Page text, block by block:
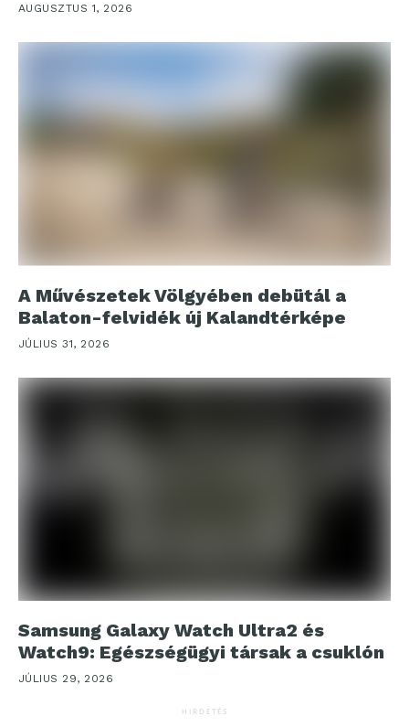
AUGUSZTUS 1, 2026
A Művészetek Völgyében debütál a
Balaton-felvidék új Kalandtérképe
JÚLIUS 31, 2026
Samsung Galaxy Watch Ultra2 és
Watch9: Egészségügyi társak a csuklón
JÚLIUS 29, 2026
HIRDETÉS